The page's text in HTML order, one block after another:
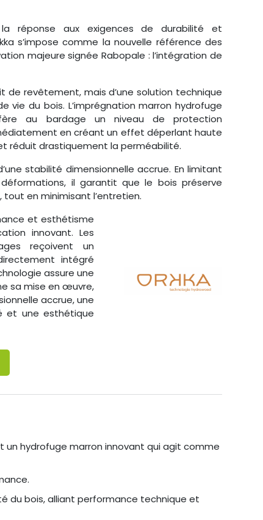
réponse aux exigences de durabilité et
s’impose comme la nouvelle référence des
majeure signée Rabopale : l’intégration de
de revêtement, mais d’une solution technique
vie du bois. L’imprégnation marron hydrofuge
au bardage un niveau de protection
en créant un effet déperlant haute
réduit drastiquement la perméabilité.
stabilité dimensionnelle accrue. En limitant
il garantit que le bois préserve
tout en minimisant l’entretien.
et esthétisme
innovant. Les
reçoivent un
intégré
assure une
sa mise en œuvre,
accrue, une
et une esthétique
un hydrofuge marron innovant qui agit comme
du bois, alliant performance technique et